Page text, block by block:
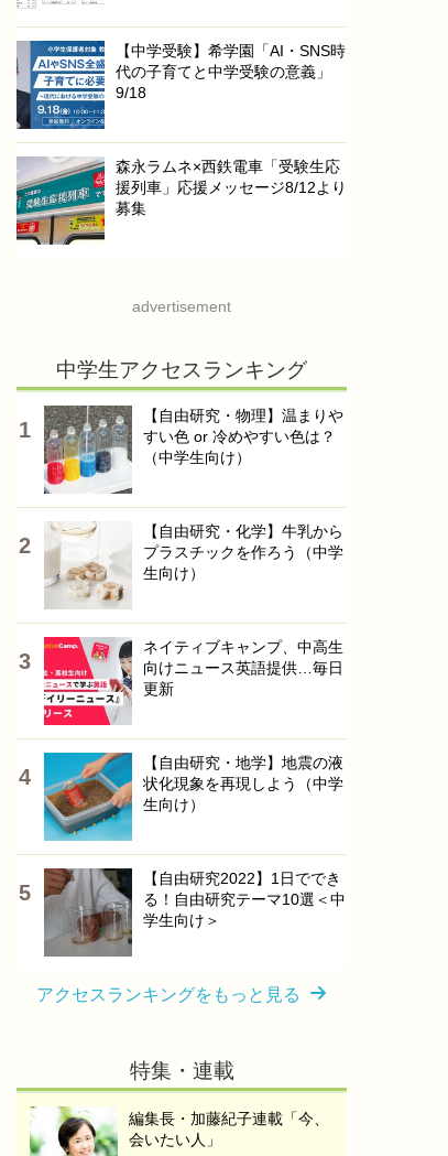
【中学受験】希学園「AI・SNS時
代の子育てと中学受験の意義」
9/18
森永ラムネ×西鉄電車「受験生応
援列車」応援メッセージ8/12より
募集
advertisement
中学生アクセスランキング
【自由研究・物理】温まりや
すい色 or 冷めやすい色は？
（中学生向け）
【自由研究・化学】牛乳から
プラスチックを作ろう（中学
生向け）
ネイティブキャンプ、中高生
向けニュース英語提供…毎日
更新
【自由研究・地学】地震の液
状化現象を再現しよう（中学
生向け）
【自由研究2022】1日ででき
る！自由研究テーマ10選＜中
学生向け＞
アクセスランキングをもっと見る
特集・連載
編集長・加藤紀子連載「今、
会いたい人」